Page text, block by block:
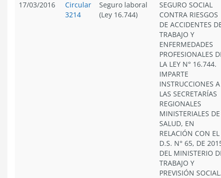
17/03/2016
Circular
3214
Seguro laboral
(Ley 16.744)
SEGURO SOCIAL
CONTRA RIESGOS
DE ACCIDENTES
TRABAJO Y
ENFERMEDADES
PROFESIONALES
LA LEY N° 16.744.
IMPARTE
INSTRUCCIONES A
LAS SECRETARÍAS
REGIONALES
MINISTERIALES DE
SALUD, EN
RELACIÓN CON EL
D.S. N° 65, DE
DEL MINISTERIO
TRABAJO Y
PREVISIÓN